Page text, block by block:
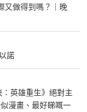
又做得到嗎？｜晚
諾
：英雄重生》絕對主
漫畫、最好睇嘅一